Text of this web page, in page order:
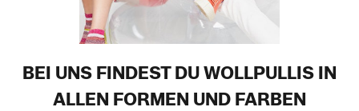
BEI UNS FINDEST DU WOLLPULLIS IN
ALLEN FORMEN UND FARBEN